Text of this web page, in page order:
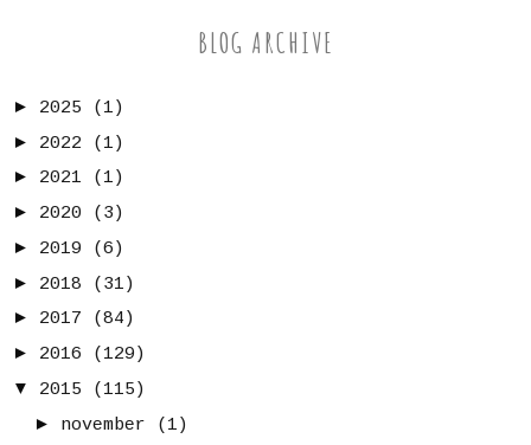
BLOG ARCHIVE
► 2025
(1)
► 2022
(1)
► 2021
(1)
► 2020
(3)
► 2019
(6)
► 2018
(31)
► 2017
(84)
► 2016
(129)
▼
2015
(115)
► november
(1)